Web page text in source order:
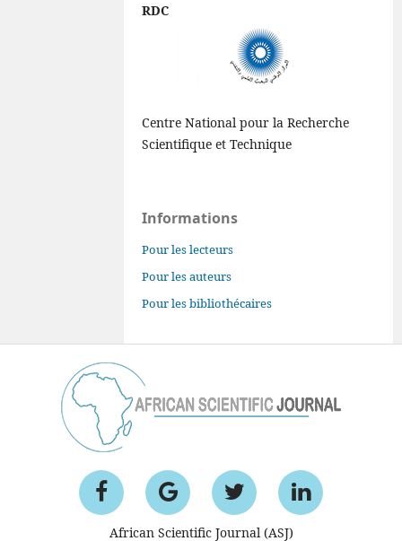
RDC
Centre National pour la Recherche
Scientifique et Technique
Informations
Pour les lecteurs
Pour les auteurs
Pour les bibliothécaires
African Scientific Journal (ASJ)